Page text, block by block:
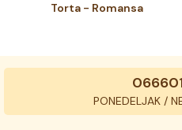
Torta - Romansa
PONEDELJAK /